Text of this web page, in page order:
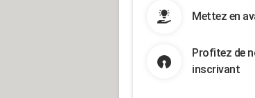
Mettez en
Profitez de
inscrivant